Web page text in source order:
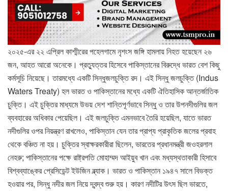
২০২৫-এর ২২ এপ্রিল কাশ্মীরের পহেলগামে নৃশংস জঙ্গি হামলায় নিহত হয়েছেন ২৬
জন, আহত আরো অনেকে। প্রত্যুত্তর হিসেবে পাকিস্তানের বিরুদ্ধে ভারত বেশ কিছু
কর্মসূচি নিয়েছে। তারমধ্যে একটি সিন্ধুজলচুক্তি রদ। এই সিন্ধু জলচুক্তি (Indus
Waters Treaty) হল ভারত ও পাকিস্তানের মধ্যে একটি ঐতিহাসিক আন্তর্জাতিক
চুক্তি। এই চুক্তির মাধ্যমে উভয় দেশ শান্তিপূর্ণভাবে সিন্ধু ও তার উপনদীগুলির জল
ব্যবহারের অধিকার পেয়েছিল। এই জলচুক্তি এমনভাবে তৈরি হয়েছিল, যাতে ভারত
নদীগুলির ওপর নিয়ন্ত্রণ রাখলেও, পাকিস্তান যেন তার প্রাপ্য প্রাকৃতিক জলের প্রবাহ
থেকে বঞ্চিত না হয়। চুক্তির স্বাক্ষরকারীরা ছিলেন, ভারতের প্রধানমন্ত্রী জওহরলাল
নেহরু; পাকিস্তানের পক্ষে রাষ্ট্রপতি মোহাম্মদ আইয়ুব খান এবং মধ্যস্থতাকারী হিসাবে
বিশ্বব্যাঙ্কের প্রেসিডেন্ট ইউজিন ব্ল্যাক। ভারত ও পাকিস্তান ১৯৪৭ সালে বিভক্ত
হওয়ার পর, সিন্ধু নদীর জল নিয়ে দ্বন্দ্ব শুরু হয়। কারণ নদীটির উৎস ছিল ভারতে,